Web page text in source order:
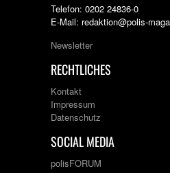
Telefon: 0202 24836-0
E-Mail: redaktion@polis-
Newsletter
RECHTLICHES
Kontakt
Impressum
Datenschutz
SOCIAL MEDIA
polisFORUM